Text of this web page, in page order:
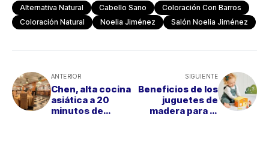
Alternativa Natural Cabello Sano
Coloración Con Barros
Coloración Natural
Noelia Jiménez Salón Noelia Jiménez
ANTERIOR
Chen, alta cocina
asiática a 20
minutos de
SIGUIENTE
Beneficios de los
juguetes de
madera para el